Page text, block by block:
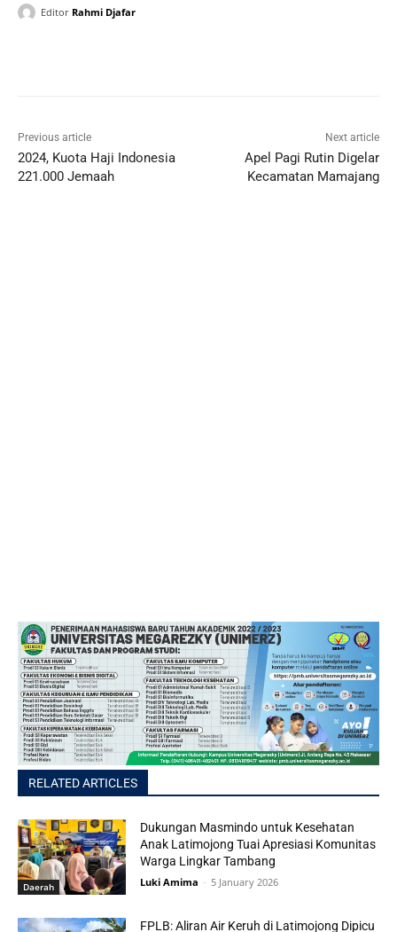
Editor Rahmi Djafar
Previous article
2024, Kuota Haji Indonesia
221.000 Jemaah
Next article
Apel Pagi Rutin Digelar
Kecamatan Mamajang
RELATED ARTICLES
Daerah
Dukungan Masmindo untuk Kesehatan
Anak Latimojong Tuai Apresiasi Komunitas
Warga Lingkar Tambang
Luki Amima - 5 January 2026
FPLB: Aliran Air Keruh di Latimojong Dipicu